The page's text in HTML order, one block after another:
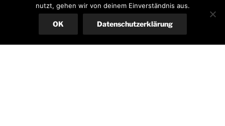
Dauer der Ausstellung:2.- 17.Juliund
Museumsnacht am 28.August (19-24 Uhr) 2026
nutzt, gehen wir von deinem Einverständnis aus.
OK Datenschutzerklärung